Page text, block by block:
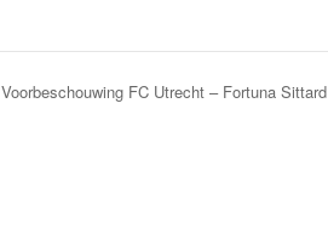
Voorbeschouwing FC Utrecht – Fortuna Sittard